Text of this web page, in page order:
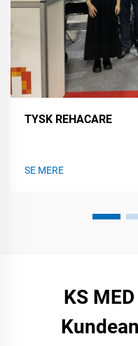
TYSK REHACARE
SE MERE
KS